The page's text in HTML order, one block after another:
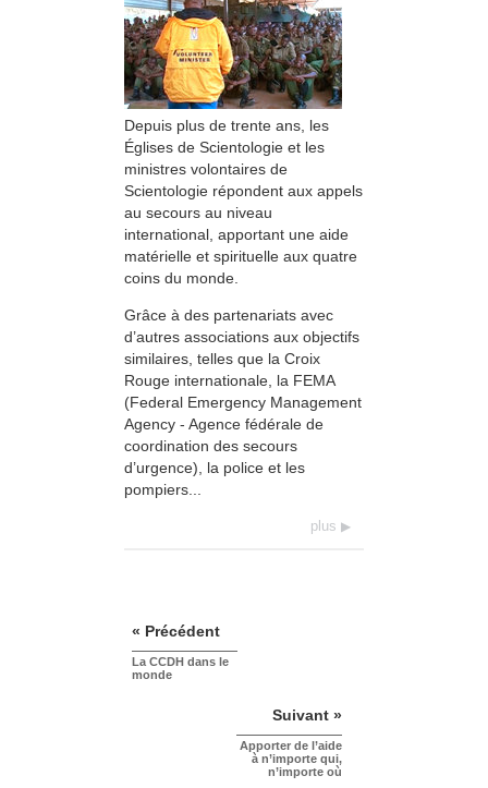
Depuis plus de trente ans, les
Églises de Scientologie et les
ministres volontaires de
Scientologie répondent aux appels
au secours au niveau
international, apportant une aide
matérielle et spirituelle aux quatre
coins du monde.
Grâce à des partenariats avec
d’autres associations aux objectifs
similaires, telles que la Croix
Rouge internationale, la FEMA
(Federal Emergency Management
Agency - Agence fédérale de
coordination des secours
d’urgence), la police et les
pompiers...
plus
« Précédent
La CCDH dans le
monde
Suivant »
Apporter de l’aide
à n’importe qui,
n’importe où